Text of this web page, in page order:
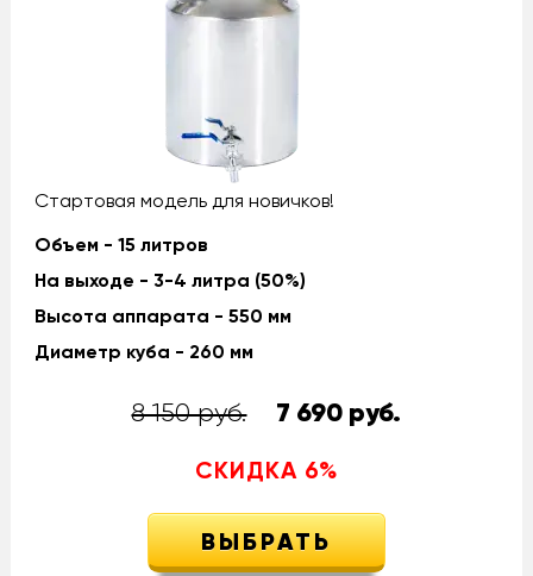
Стартовая модель для новичков!
Объем - 15 литров
На выходе - 3-4 литра (50%)
Высота аппарата - 550 мм
Диаметр куба - 260 мм
8 150 руб. 7 690 руб.
СКИДКА 6%
ВЫБРАТЬ